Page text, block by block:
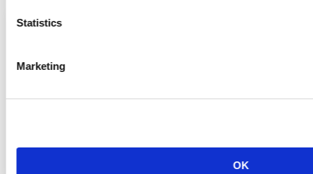
Statistics
Marketing
OK